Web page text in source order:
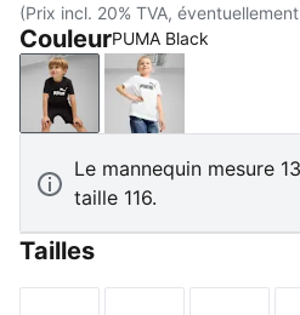
(Prix incl. 20% TVA,
CouleurPUMA Black
PUMA BlackPUMA White
Le mannequin mesure
taille 116.
Tailles